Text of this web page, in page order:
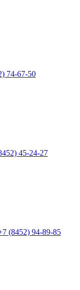
74-67-50
45-24-27
(8452) 94-89-85